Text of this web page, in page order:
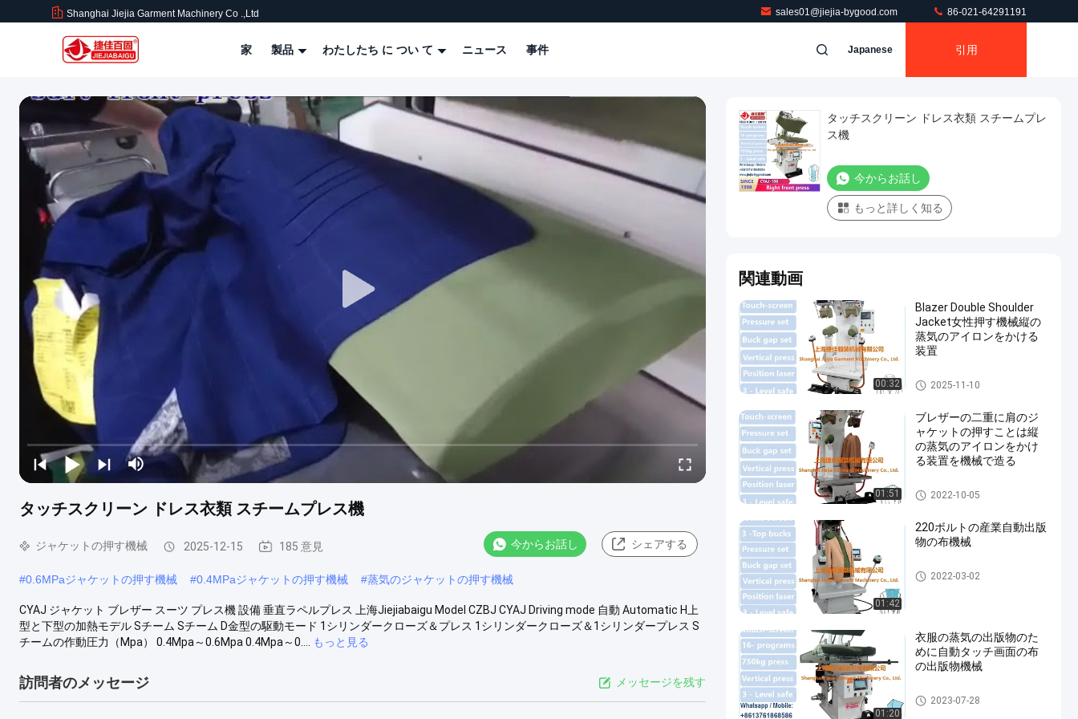
Shanghai Jiejia Garment Machinery Co .,ltd sales01@jiejia-bygood.com 86-021-64291191
家 製品 わたしたち に つい て ニュース 事件 Japanese 引用
タッチスクリーン ドレス衣類 スチームプレス機
ジャケットの押す機械 2025-12-15 185 意見 今からお話し シェアする
#0.6MPaジャケットの押す機械 #0.4MPaジャケットの押す機械 #蒸気のジャケットの押す機械
CYAJ ジャケット ブレザー スーツ プレス機 設備 垂直ラペルプレス 上海Jiejiabaigu Model CZBJ CYAJ Driving mode 自動 Automatic H上
型と下型の加熱モデル Sチーム Sチーム D金型の駆動モード 1シリンダークローズ＆プレス 1シリンダークローズ＆1シリンダープレス S
チームの作動圧力（Mpa） 0.4Mpa～0.6Mpa 0.4Mpa～0....
もっと見る
訪問者のメッセージ メッセージを残す
タッチスクリーン ドレス衣類 スチームプレ
ス機
今からお話し
もっと詳しく知る
関連動画
00:32
Blazer Double Shoulder
Jacket女性押す機械縦の
蒸気のアイロンをかける
装置
ジャケットの押す機械
2025-11-10
01:51
ブレザーの二重に肩のジ
ャケットの押すことは縦
の蒸気のアイロンをかけ
る装置を機械で造る
ジャケットの押す機械
2022-10-05
01:42
220ボルトの産業自動出版
物の布機械
ジャケットの押す機械
2022-03-02
01:20
衣服の蒸気の出版物のた
めに自動タッチ画面の布
の出版物機械
ジャケットの押す機械
2023-07-28